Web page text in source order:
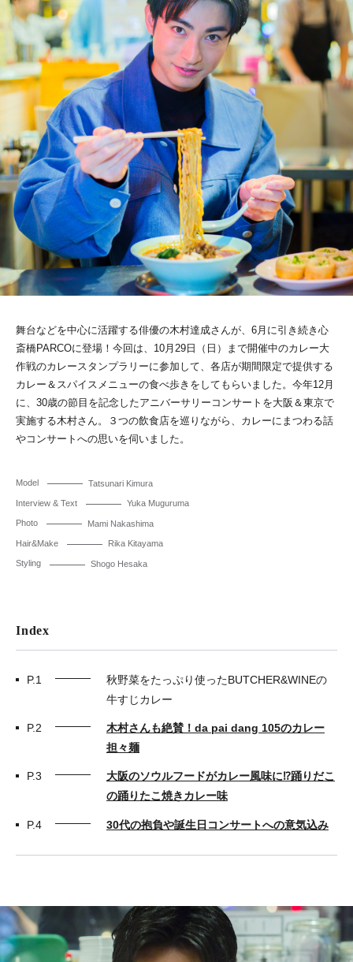
舞台などを中心に活躍する俳優の木村達成さんが、6月に引き続き心
斎橋PARCOに登場！今回は、10月29日（日）まで開催中のカレー大
作戦のカレースタンプラリーに参加して、各店が期間限定で提供する
カレー＆スパイスメニューの食べ歩きをしてもらいました。今年12月
に、30歳の節目を記念したアニバーサリーコンサートを大阪＆東京で
実施する木村さん。３つの飲食店を巡りながら、カレーにまつわる話
やコンサートへの思いを伺いました。
Model Tatsunari Kimura
Interview & Text Yuka Muguruma
Photo Mami Nakashima
Hair&Make Rika Kitayama
Styling Shogo Hesaka
Index
P.1
秋野菜をたっぷり使ったBUTCHER&WINEの
牛すじカレー
P.2
木村さんも絶賛！da pai dang 105のカレー
担々麺
P.3
大阪のソウルフードがカレー風味に⁉︎踊りだこ
の踊りたこ焼きカレー味
P.4 30代の抱負や誕生日コンサートへの意気込み